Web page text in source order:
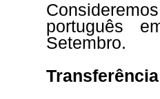
português
Setembro.